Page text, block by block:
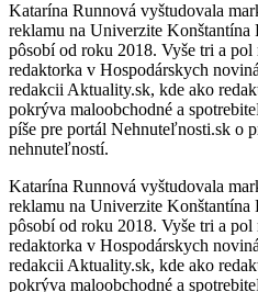
Katarína Runnová vyštudovala
reklamu na Univerzite
pôsobí od roku 2018. Vyše tri a
redaktorka v Hospodárskych
redakcii Aktuality.sk, kde ako
pokrýva maloobchodné a
píše pre portál Nehnuteľnosti.sk o
nehnuteľností.
Katarína Runnová vyštudovala
reklamu na Univerzite
pôsobí od roku 2018. Vyše tri a
redaktorka v Hospodárskych
redakcii Aktuality.sk, kde ako
pokrýva maloobchodné a